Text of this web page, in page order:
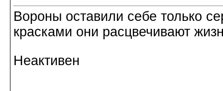
Вороны оставили себе только
красками они расцвечивают
Неактивен